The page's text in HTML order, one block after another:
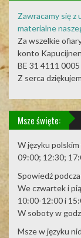
Zawracamy się z
materialne
Za wszelkie
konto
BE 31 4111
Z serca
Msze święte:
W języku
09:00; 12:30;
Spowiedź
We czwartek i
10:00-12:00 i
W soboty w
Msze w języku